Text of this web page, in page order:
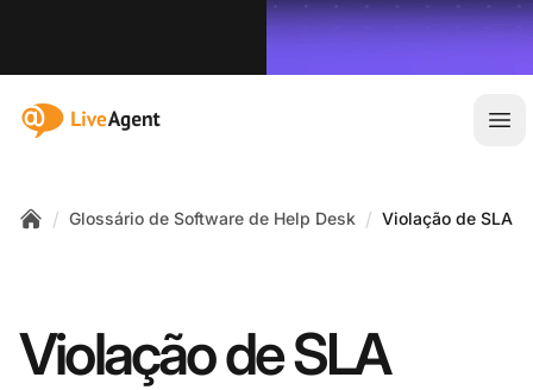
:site.title
/ Glossário de Software de Help Desk / Violação de SLA
Violação de SLA